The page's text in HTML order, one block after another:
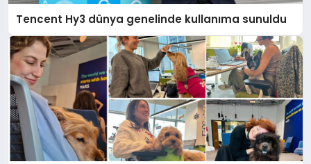
Tencent Hy3 dünya genelinde kullanıma sunuldu